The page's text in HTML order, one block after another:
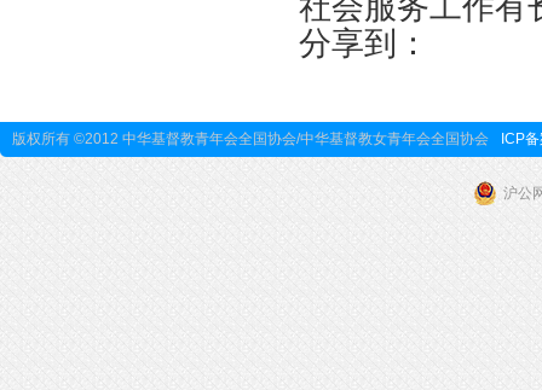
分享到：
版权所有 ©2012 中华基督教青年会全国协会/中华基督教女青年会全国协会 ICP
沪公